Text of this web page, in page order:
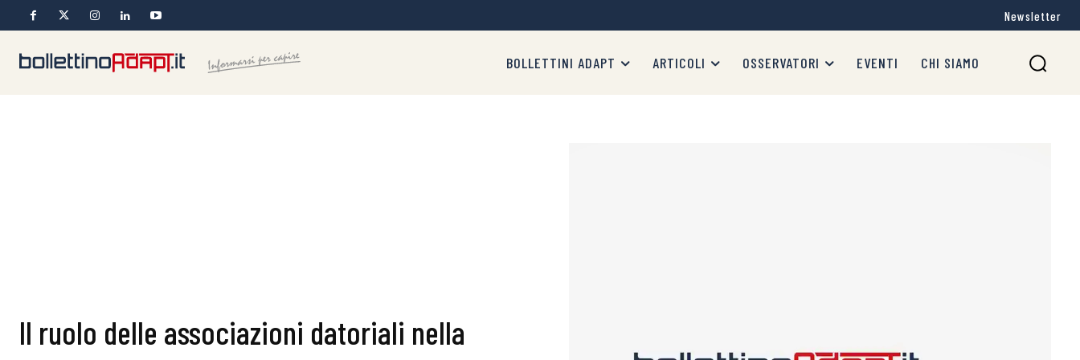
Newsletter
BOLLETTINI ADAPT ARTICOLI OSSERVATORI EVENTI CHI SIAMO
Il ruolo delle associazioni datoriali nella